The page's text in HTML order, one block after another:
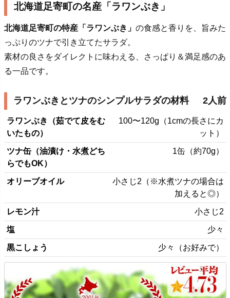
北海道足寄町の名産「ラワンぶき」
北海道足寄町の特産「ラワンぶき」 の食感と香りを、旨みた
っぷりのツナで引き立てたサラダ。
素材の良さをダイレクトに味わえる、さっぱり＆満足感のあ
る一品です。
ラワンぶきとツナのシンプルサラダの材料 2人前
ラワンぶき（茹でて皮をむ
いたもの）
100〜120g（1cmの長さにカ
ット）
ツナ缶（油漬け・水煮どち
らでもOK）
1缶（約70g）
オリーブオイル
小さじ2（※水煮ツナの場合は
加えると◎）
レモン汁 小さじ2
塩 少々
黒こしょう 少々（お好みで）